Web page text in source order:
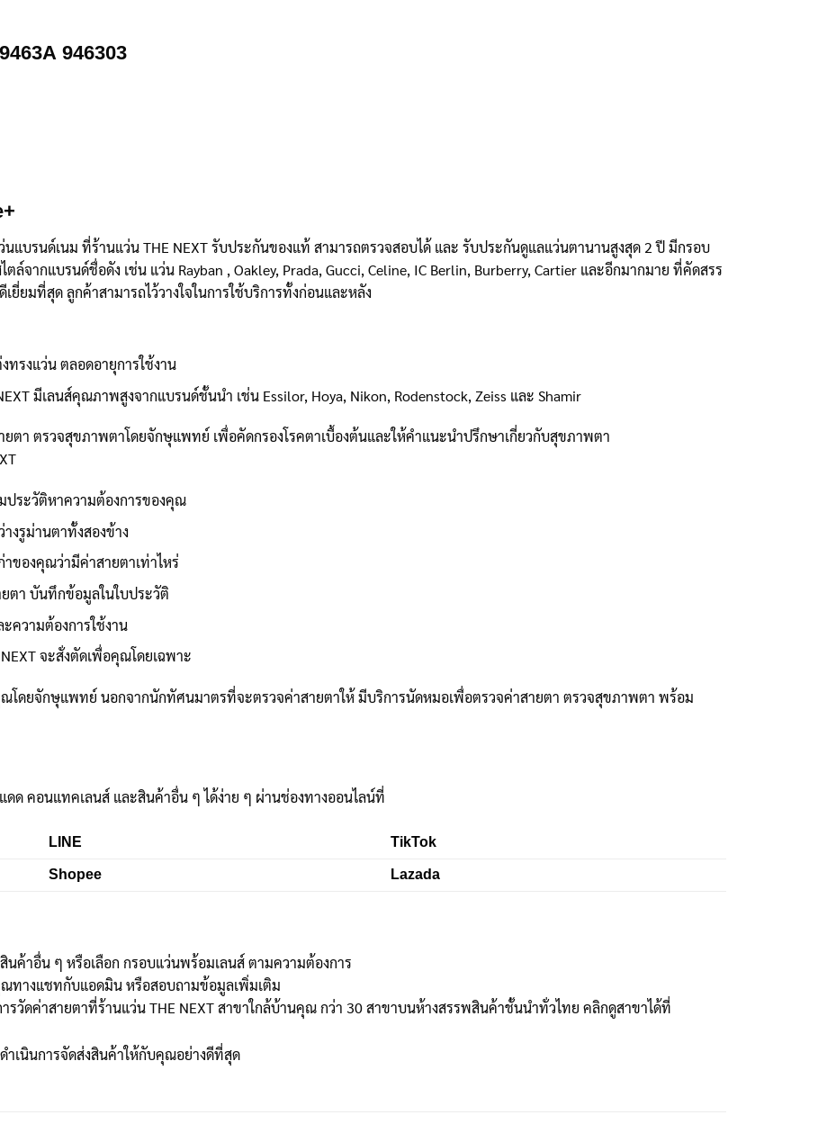
946303
แบรนด์เนม ที่ร้านแว่น THE NEXT รับประกันของแท้ สามารถตรวจสอบได้ และ รับประกันดูแลแว่นตานานสูงสุด 2 ปี มีกรอบ
จากแบรนด์ชื่อดัง เช่น แว่น Rayban , Oakley, Prada, Gucci, Celine, IC Berlin, Burberry, Cartier และอีกมากมาย ที่คัดสรร
ยมที่สุด ลูกค้าสามารถไว้วางใจในการใช้บริการทั้งก่อนและหลัง
รงแว่น ตลอดอายุการใช้งาน
มีเลนส์คุณภาพสูงจากแบรนด์ชั้นนำ เช่น Essilor, Hoya, Nikon, Rodenstock, Zeiss และ Shamir
ยตา ตรวจสุขภาพตาโดยจักษุแพทย์ เพื่อคัดกรองโรคตาเบื้องต้นและให้คำแนะนำปรึกษาเกี่ยวกับสุขภาพตา
ระวัติหาความต้องการของคุณ
งรูม่านตาทั้งสองข้าง
ของคุณว่ามีค่าสายตาเท่าไหร่
ตา บันทึกข้อมูลในใบประวัติ
ความต้องการใช้งาน
จะสั่งตัดเพื่อคุณโดยเฉพาะ
ณโดยจักษุแพทย์ นอกจากนักทัศนมาตรที่จะตรวจค่าสายตาให้ มีบริการนัดหมอเพื่อตรวจค่าสายตา ตรวจสุขภาพตา พร้อม
ด คอนแทคเลนส์ และสินค้าอื่น ๆ ได้ง่าย ๆ ผ่านช่องทางออนไลน์ที่
LINE
TikTok
Shopee Lazada
ค้าอื่น ๆ หรือเลือก กรอบแว่นพร้อมเลนส์ ตามความต้องการ
ณทางแชทกับแอดมิน หรือสอบถามข้อมูลเพิ่มเติม
วัดค่าสายตาที่ร้านแว่น THE NEXT สาขาใกล้บ้านคุณ กว่า 30 สาขาบนห้างสรรพสินค้าชั้นนำทั่วไทย คลิกดูสาขาได้ที่
ำเนินการจัดส่งสินค้าให้กับคุณอย่างดีที่สุด